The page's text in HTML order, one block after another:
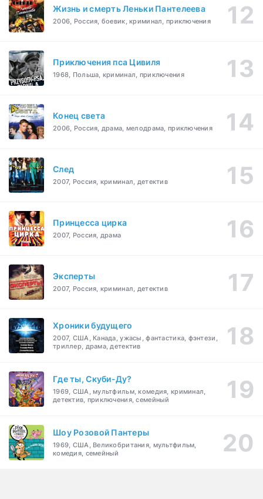
Жизнь и смерть Леньки Пантелеева
2006, Россия, боевик, криминал, приключения
Приключения пса Цивиля
1968, Польша, криминал, приключения
Конец света
2006, Россия, драма, мелодрама, приключения
След
2007, Россия, криминал, детектив
Принцесса цирка
2007, Россия, драма
Эксперты
2007, Россия, криминал, детектив
Хроники будущего
2007, США, Канада, ужасы, фантастика, фэнтези,
триллер, драма, детектив
Где ты, Скуби-Ду?
1969, США, мультфильм, комедия, криминал,
детектив, приключения, семейный
Шоу Розовой Пантеры
1969, США, Великобритания, мультфильм,
комедия, семейный